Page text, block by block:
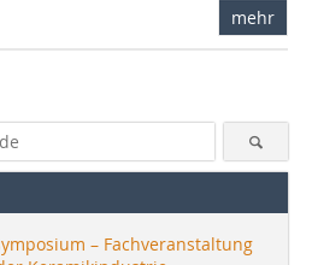
mehr
– Fachveranstaltung